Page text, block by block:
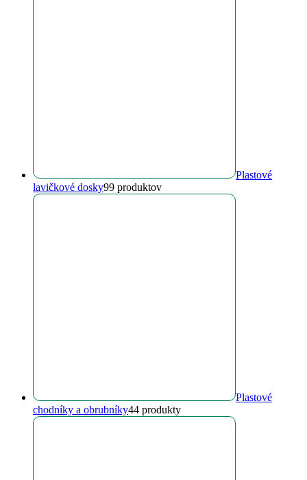
Plastové
lavičkové dosky99 produktov
Plastové
chodníky a obrubníky44 produkty